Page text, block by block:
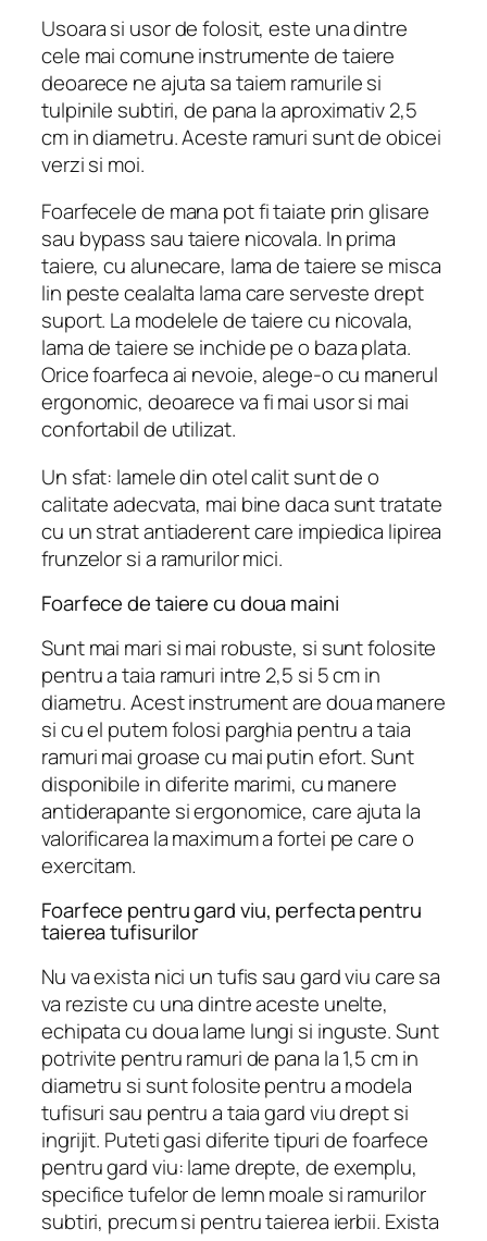
Usoara si usor de folosit, este una dintre
cele mai comune instrumente de taiere
deoarece ne ajuta sa taiem ramurile si
tulpinile subtiri, de pana la aproximativ 2,5
cm in diametru. Aceste ramuri sunt de obicei
verzi si moi.
Foarfecele de mana pot fi taiate prin glisare
sau bypass sau taiere nicovala. In prima
taiere, cu alunecare, lama de taiere se misca
lin peste cealalta lama care serveste drept
suport. La modelele de taiere cu nicovala,
lama de taiere se inchide pe o baza plata.
Orice foarfeca ai nevoie, alege-o cu manerul
ergonomic, deoarece va fi mai usor si mai
confortabil de utilizat.
Un sfat: lamele din otel calit sunt de o
calitate adecvata, mai bine daca sunt tratate
cu un strat antiaderent care impiedica lipirea
frunzelor si a ramurilor mici.
Foarfece de taiere cu doua maini
Sunt mai mari si mai robuste, si sunt folosite
pentru a taia ramuri intre 2,5 si 5 cm in
diametru. Acest instrument are doua manere
si cu el putem folosi parghia pentru a taia
ramuri mai groase cu mai putin efort. Sunt
disponibile in diferite marimi, cu manere
antiderapante si ergonomice, care ajuta la
valorificarea la maximum a fortei pe care o
exercitam.
Foarfece pentru gard viu, perfecta pentru
taierea tufisurilor
Nu va exista nici un tufis sau gard viu care sa
va reziste cu una dintre aceste unelte,
echipata cu doua lame lungi si inguste. Sunt
potrivite pentru ramuri de pana la 1,5 cm in
diametru si sunt folosite pentru a modela
tufisuri sau pentru a taia gard viu drept si
ingrijit. Puteti gasi diferite tipuri de foarfece
pentru gard viu: lame drepte, de exemplu,
specifice tufelor de lemn moale si ramurilor
subtiri, precum si pentru taierea ierbii. Exista